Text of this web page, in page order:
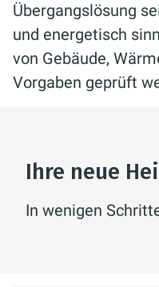
Übergangslösung
und energetisch
von Gebäude,
Vorgaben geprüft
Ihre neue
In wenigen